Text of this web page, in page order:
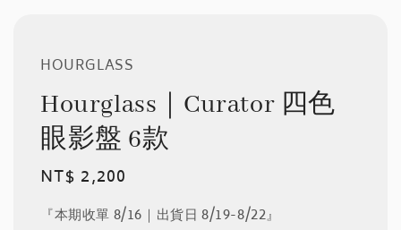
HOURGLASS
Hourglass｜Curator 四色
眼影盤 6款
Regular
price
NT$ 2,200
『本期收單 8/16｜出貨日 8/19-8/22』